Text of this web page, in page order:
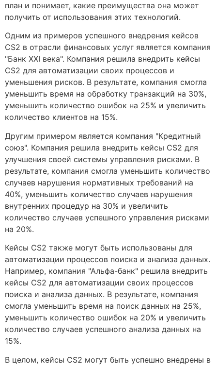
план и понимает, какие преимущества она может
получить от использования этих технологий.
Одним из примеров успешного внедрения кейсов
CS2 в отрасли финансовых услуг является компания
"Банк XXI века". Компания решила внедрить кейсы
CS2 для автоматизации своих процессов и
уменьшения рисков. В результате, компания смогла
уменьшить время на обработку транзакций на 30%,
уменьшить количество ошибок на 25% и увеличить
количество клиентов на 15%.
Другим примером является компания "Кредитный
союз". Компания решила внедрить кейсы CS2 для
улучшения своей системы управления рисками. В
результате, компания смогла уменьшить количество
случаев нарушения нормативных требований на
40%, уменьшить количество случаев нарушения
внутренних процедур на 30% и увеличить
количество случаев успешного управления рисками
на 20%.
Кейсы CS2 также могут быть использованы для
автоматизации процессов поиска и анализа данных.
Например, компания "Альфа-банк" решила внедрить
кейсы CS2 для автоматизации своих процессов
поиска и анализа данных. В результате, компания
смогла уменьшить время на поиск данных на 25%,
уменьшить количество ошибок на 20% и увеличить
количество случаев успешного анализа данных на
15%.
В целом, кейсы CS2 могут быть успешно внедрены в